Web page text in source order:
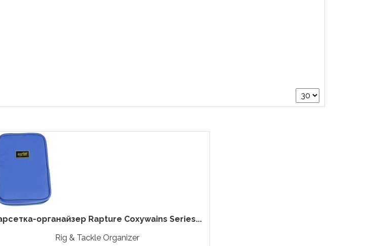
органайзер Rapture Coxywains Series...
Rig & Tackle Organizer